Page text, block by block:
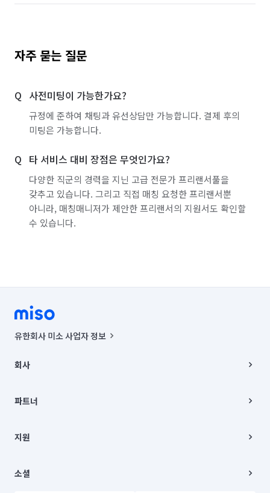
자주 묻는 질문
사전미팅이 가능한가요?
규정에 준하여 채팅과 유선상담만 가능합니다. 결제 후의
미팅은 가능합니다.
타 서비스 대비 장점은 무엇인가요?
다양한 직군의 경력을 지닌 고급 전문가 프리랜서풀을
갖추고 있습니다. 그리고 직접 매칭 요청한 프리랜서뿐
아니라, 매칭매니저가 제안한 프리랜서의 지원서도 확인할
수 있습니다.
유한회사 미소 사업자 정보
00019 |
주소 | 본사: 서울특별시 종로구 율곡로 6(중학동, 트윈트리빌딩) B동 5층
컨택센터 : 서울특별시 종로구 수송동 율곡로 24, 7층, 8층 미소
상품, 상품정보, 거래에 관한 의무와 책임은 거래당사자에게 있습니다.
언론 보도 관련 문의:
© 유한회사 미소. Miso, Inc. All Rights Reserved.
회사
채용
파트너
이사
지원
이용약관
소셜